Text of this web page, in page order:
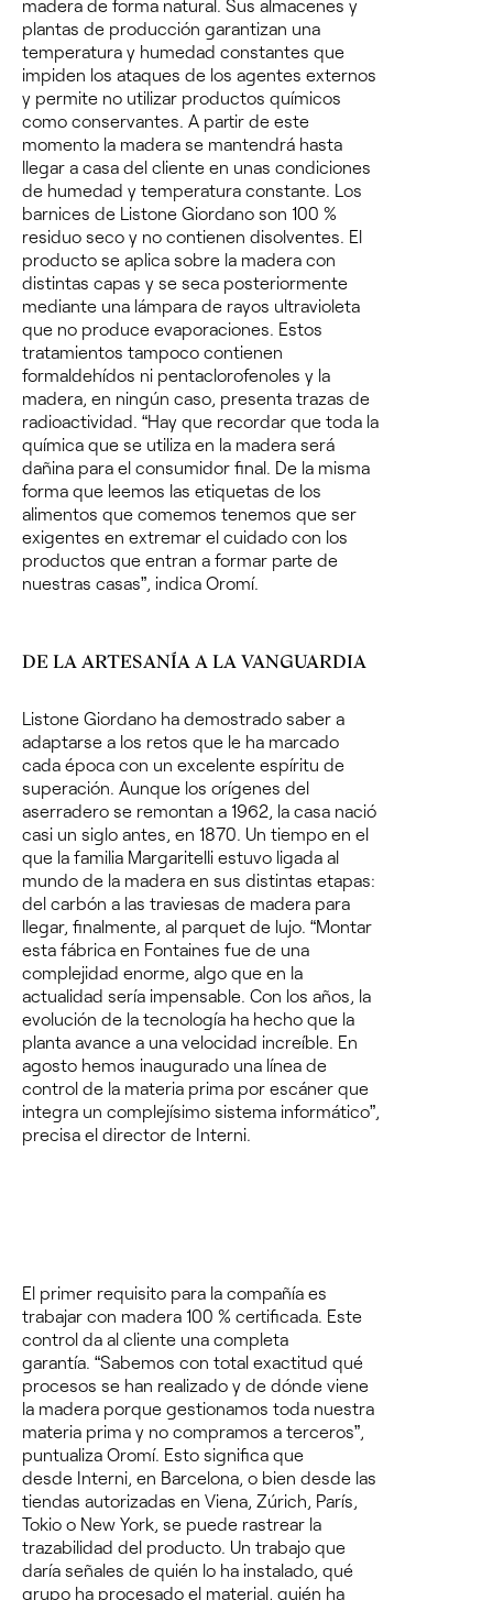
madera de forma natural. Sus almacenes y
plantas de producción garantizan una
temperatura y humedad constantes que
impiden los ataques de los agentes externos
y permite no utilizar productos químicos
como conservantes. A partir de este
momento la madera se mantendrá hasta
llegar a casa del cliente en unas condiciones
de humedad y temperatura constante. Los
barnices de Listone Giordano son 100 %
residuo seco y no contienen disolventes. El
producto se aplica sobre la madera con
distintas capas y se seca posteriormente
mediante una lámpara de rayos ultravioleta
que no produce evaporaciones. Estos
tratamientos tampoco contienen
formaldehídos ni pentaclorofenoles y la
madera, en ningún caso, presenta trazas de
radioactividad. “Hay que recordar que toda la
química que se utiliza en la madera será
dañina para el consumidor final. De la misma
forma que leemos las etiquetas de los
alimentos que comemos tenemos que ser
exigentes en extremar el cuidado con los
productos que entran a formar parte de
nuestras casas”, indica Oromí.
DE LA ARTESANÍA A LA VANGUARDIA
Listone Giordano ha demostrado saber a
adaptarse a los retos que le ha marcado
cada época con un excelente espíritu de
superación. Aunque los orígenes del
aserradero se remontan a 1962, la casa nació
casi un siglo antes, en 1870. Un tiempo en el
que la familia Margaritelli estuvo ligada al
mundo de la madera en sus distintas etapas:
del carbón a las traviesas de madera para
llegar, finalmente, al parquet de lujo. “Montar
esta fábrica en Fontaines fue de una
complejidad enorme, algo que en la
actualidad sería impensable. Con los años, la
evolución de la tecnología ha hecho que la
planta avance a una velocidad increíble. En
agosto hemos inaugurado una línea de
control de la materia prima por escáner que
integra un complejísimo sistema informático”,
precisa el director de Interni.
El primer requisito para la compañía es
trabajar con madera 100 % certificada. Este
control da al cliente una completa
garantía. “Sabemos con total exactitud qué
procesos se han realizado y de dónde viene
la madera porque gestionamos toda nuestra
materia prima y no compramos a terceros”,
puntualiza Oromí. Esto significa que
desde Interni, en Barcelona, o bien desde las
tiendas autorizadas en Viena, Zúrich, París,
Tokio o New York, se puede rastrear la
trazabilidad del producto. Un trabajo que
daría señales de quién lo ha instalado, qué
grupo ha procesado el material, quién ha